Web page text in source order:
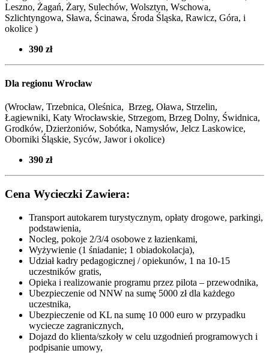
Leszno, Żagań, Żary, Sulechów, Wolsztyn, Wschowa,
Szlichtyngowa, Sława, Ścinawa, Środa Śląska, Rawicz, Góra, i
okolice )
390 zł
Dla regionu Wrocław
(Wrocław, Trzebnica, Oleśnica, Brzeg, Oława, Strzelin,
Łagiewniki, Katy Wrocławskie, Strzegom, Brzeg Dolny, Świdnica,
Grodków, Dzierżoniów, Sobótka, Namysłów, Jelcz Laskowice,
Oborniki Śląskie, Syców, Jawor i okolice)
390 zł
Cena Wycieczki Zawiera:
Transport autokarem turystycznym, opłaty drogowe, parkingi,
podstawienia,
Nocleg, pokoje 2/3/4 osobowe z łazienkami,
Wyżywienie (1 śniadanie; 1 obiadokolacja),
Udział kadry pedagogicznej / opiekunów, 1 na 10-15
uczestników gratis,
Opieka i realizowanie programu przez pilota – przewodnika,
Ubezpieczenie od NNW na sumę 5000 zł dla każdego
uczestnika,
Ubezpieczenie od KL na sumę 10 000 euro w przypadku
wyciecze zagranicznych,
Dojazd do klienta/szkoły w celu uzgodnień programowych i
podpisanie umowy,